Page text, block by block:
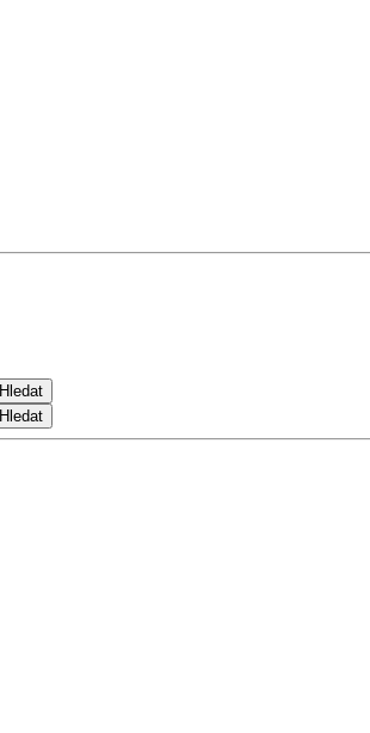
Hledat
Hledat